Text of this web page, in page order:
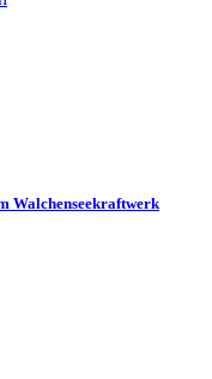
Walchenseekraftwerk